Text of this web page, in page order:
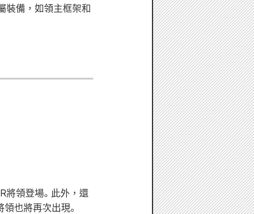
裝備，如領主框架和
將領登場。此外，還
也將再次出現。